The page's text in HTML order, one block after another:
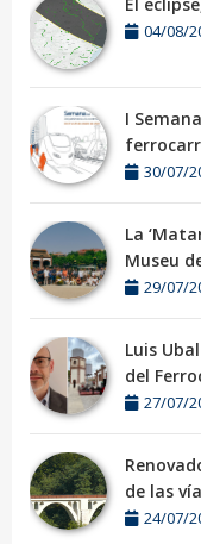
04/08/
I
30/07/
La
Museu
29/07/
Luis
del
27/07/
de las
24/07/